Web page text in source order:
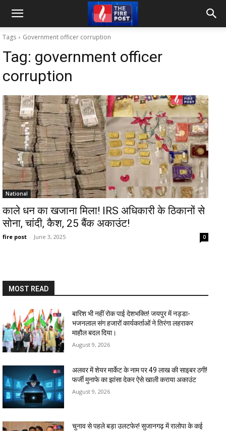
Tags Government officer corruption
Tag: government officer
corruption
National
काले धन का खजाना मिला! IRS अधिकारी के ठिकानों से
सोना, चांदी, कैश, 25 बैंक अकाउंट!
fire post - June 3, 2025 0
MOST READ
बारिश भी नहीं रोक पाई देशभक्ति! जयपुर में नड्डा-
भजनलाल संग हजारों कार्यकर्ताओं ने तिरंगा लहराकर
माहौल बदल दिया।
August 9, 2026
अलवर में शेयर मार्केट के नाम पर 49 लाख की साइबर ठगी!
फर्जी मुनाफे का झांसा देकर ऐसे खाली कराया अकाउंट
August 9, 2026
चुनाव से पहले बड़ा उलटफेर! सुजानगढ़ में रालोपा के कई